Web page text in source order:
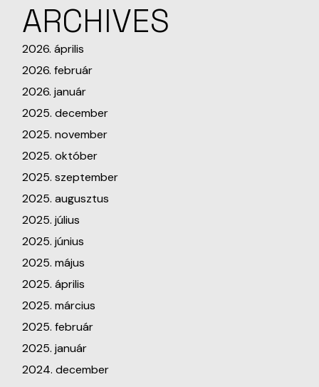
ARCHIVES
2026. április
2026. február
2026. január
2025. december
2025. november
2025. október
2025. szeptember
2025. augusztus
2025. július
2025. június
2025. május
2025. április
2025. március
2025. február
2025. január
2024. december